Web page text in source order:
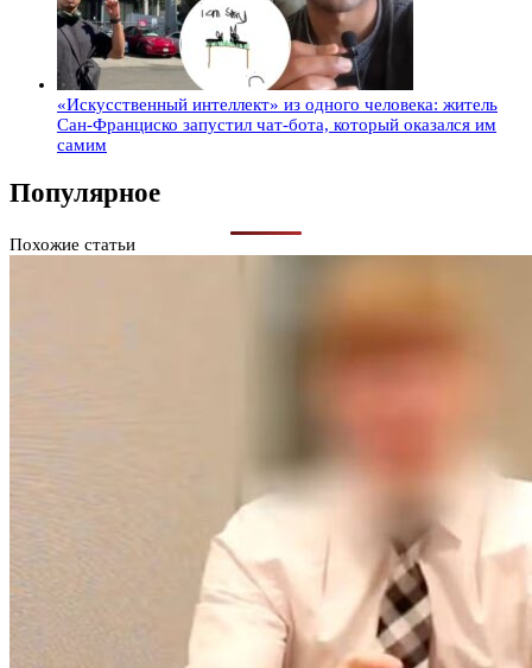
«Искусственный интеллект» из одного человека: житель
Сан-Франциско запустил чат-бота, который оказался им
самим
Популярное
Похожие статьи